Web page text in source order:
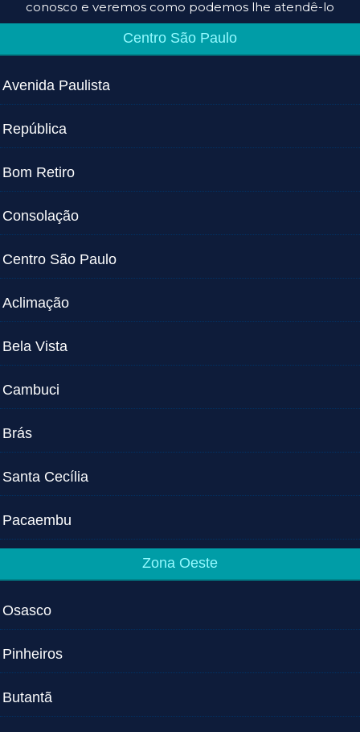
conosco e veremos como podemos lhe atendê-lo
Centro São Paulo
Avenida Paulista
República
Bom Retiro
Consolação
Centro São Paulo
Aclimação
Bela Vista
Cambuci
Brás
Santa Cecília
Pacaembu
Zona Oeste
Osasco
Pinheiros
Butantã